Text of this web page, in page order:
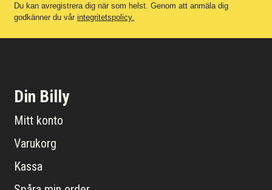
Du kan avregistrera dig när som helst. Genom att anmäla dig
godkänner du vårintegritetspolicy.
Din Billy
Mitt konto
Varukorg
Kassa